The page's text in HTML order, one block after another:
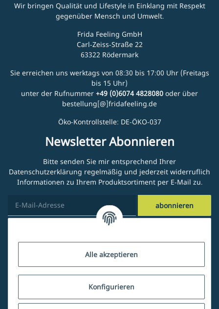
Alle akzeptieren
Konfigurieren
Wir bringen Qualität und Lifestyle in Einklang mit Respekt
gegenüber Mensch und Umwelt.
Frida Feeling GmbH
Carl-Zeiss-Straße 22
63322 Rödermark
Sie erreichen uns werktags von 08:30 bis 17:00 Uhr (Freitags
bis 15 Uhr)
unter der Rufnummer +49 (0)6074 4828080 oder über
bestellung[@]fridafeeling.de
Öko-Kontrollstelle: DE-ÖKO-037
Newsletter Abonnieren
Bitte senden Sie mir entsprechend Ihrer
Datenschutzerklärung regelmäßig und jederzeit widerruflich
Informationen zu Ihrem Produktsortiment per E-Mail zu.
abonnieren